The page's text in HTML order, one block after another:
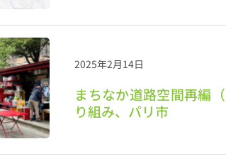
2025年2月14日
まちなか道路空間再編
り組み、パリ市